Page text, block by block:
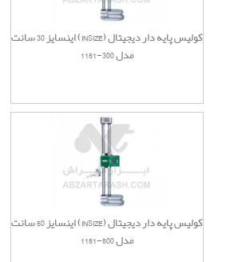
کولیس پایه دار دیجیتال (INSIZE) اینسایز 30 سانت
مدل 300-1151
کولیس پایه دار دیجیتال (INSIZE) اینسایز 50 سانت
مدل 500-1151